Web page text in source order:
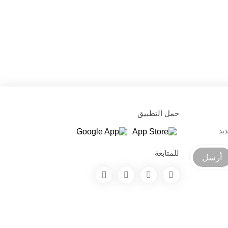
أرسل
حمل التطبيق
للمتابعة